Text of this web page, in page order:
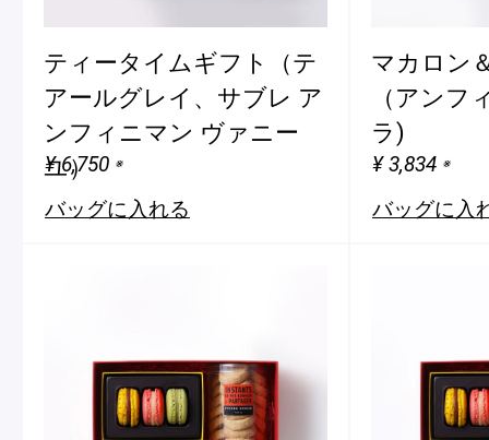
ティータイムギフト（テ
アールグレイ、サブレ ア
ンフィニマン ヴァニー
ユ）
¥ 6,750 ※
バッグに入れる
マカロン
（アンフ
ラ)
¥ 3,834 ※
バッグに入